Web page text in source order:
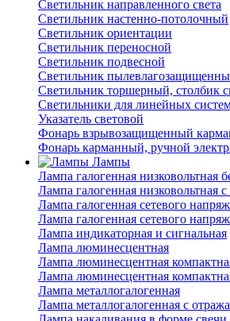
Светильник направленного света
Светильник настенно-потолочный
Светильник ориентации
Светильник переносной
Светильник подвесной
Светильник
Светильник торшерный, столбик
Светильники для линейных
Указатель световой
Фонарь взрывозащищенный
Фонарь карманный, ручной
Лампы
Лампа галогенная низковольтная
Лампа галогенная низковольтная
Лампа галогенная сетевого
Лампа галогенная сетевого
Лампа индикаторная и сигнальная
Лампа люминесцентная
Лампа люминесцентная
Лампа люминесцентная
Лампа металлогалогенная
Лампа металлогалогенная с